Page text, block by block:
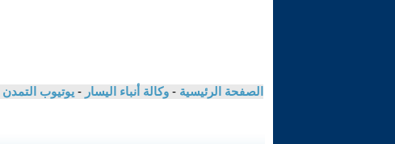
الصفحة الرئيسية - وكالة أنباء اليسار - يوتيوب التمدن